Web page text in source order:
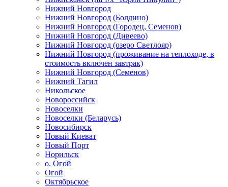
Нижний Новгород
Нижний Новгород (Болдино)
Нижний Новгород (Городец, Семенов)
Нижний Новгород (Дивеево)
Нижний Новгород (озеро Светлояр)
Нижний Новгород (проживание на теплоходе, в
стоимость включен завтрак)
Нижний Новгород (Семенов)
Нижний Тагил
Никольское
Новороссийск
Новоселки
Новоселки (Беларусь)
Новосибирск
Новый Киеват
Новый Порт
Норильск
о. Огой
Огой
Октябрьское